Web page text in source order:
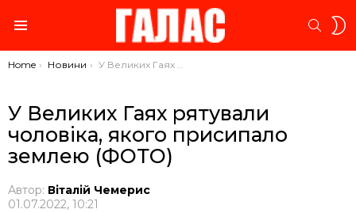
You are here:
Home Новини У Великих Гаях рятували чоловіка, якого присипало землею (ФОТО)
У Великих Гаях рятували
чоловіка, якого присипало
землею (ФОТО)
Автор: Віталій Чемерис
01.07.2022, 10:21